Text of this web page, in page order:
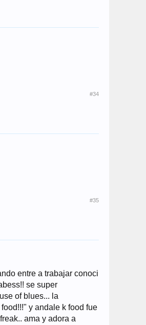
#34
#35
entre a trabajar conoci
se super
of blues... la
y andale k food fue
ama y adora a